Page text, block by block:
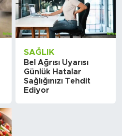
SAĞLIK
Bel Ağrısı Uyarısı
Günlük Hatalar
Sağlığınızı Tehdit
Ediyor